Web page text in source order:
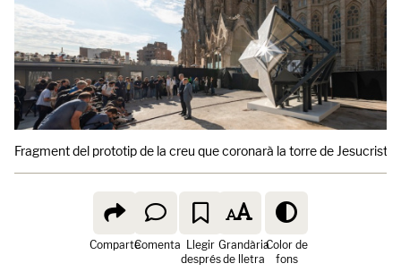
Fragment del prototip de la creu que coronarà la torre de Jesucrist
ComparteComenta Llegir
després
Grandària
de lletra
Color de
fons